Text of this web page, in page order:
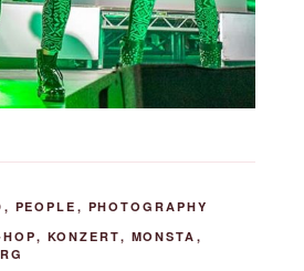
, PEOPLE , PHOTOGRAPHY
, KONZERT, MONSTA ,